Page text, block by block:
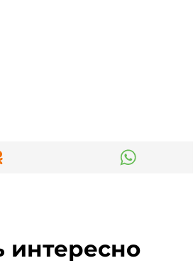
интересно